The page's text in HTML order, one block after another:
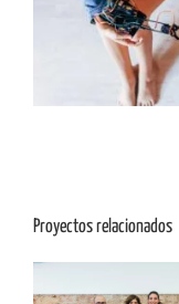
Proyectos relacionados